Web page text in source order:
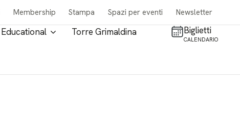
Membership Stampa Spazi per eventi Newsletter
Educational Torre Grimaldina Biglietti
CALENDARIO